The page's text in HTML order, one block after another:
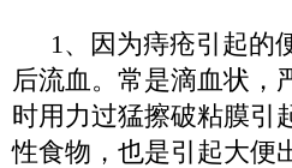
1、因为痔疮引起的
后流血。常是滴血状，
时用力过猛擦破粘膜引
性食物，也是引起大便